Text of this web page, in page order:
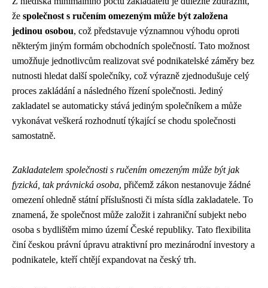
že společnost s ručením omezeným může být založena
jedinou osobou, což představuje významnou výhodu oproti
některým jiným formám obchodních společností. Tato možnost
umožňuje jednotlivcům realizovat své podnikatelské záměry bez
nutnosti hledat další společníky, což výrazně zjednodušuje celý
proces zakládání a následného řízení společnosti. Jediný
zakladatel se automaticky stává jediným společníkem a může
vykonávat veškerá rozhodnutí týkající se chodu společnosti
samostatně.
Zakladatelem společnosti s ručením omezeným může být jak
fyzická, tak právnická osoba, přičemž zákon nestanovuje žádné
omezení ohledně státní příslušnosti či místa sídla zakladatele. To
znamená, že společnost může založit i zahraniční subjekt nebo
osoba s bydlištěm mimo území České republiky. Tato flexibilita
činí českou právní úpravu atraktivní pro mezinárodní investory a
podnikatele, kteří chtějí expandovat na český trh.